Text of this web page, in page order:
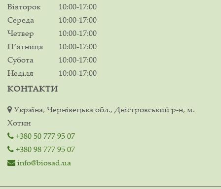
Вівторок
10:00-17:00
Середа
10:00-17:00
Четвер
10:00-17:00
Пʼятниця
10:00-17:00
Субота
10:00-17:00
Неділя
10:00-17:00
КОНТАКТИ
Україна, Чернівецька обл., Дністровський р-н, м.
Хотин
+380 50 777 95 07
+380 98 777 95 07
info@biosad.ua